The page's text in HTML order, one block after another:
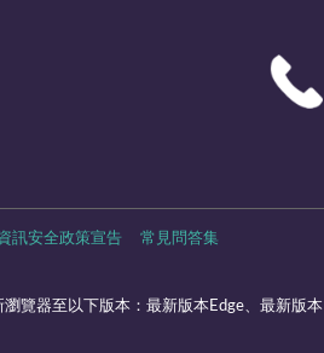
訊安全政策宣告 常見問答集
覽器至以下版本：最新版本Edge、最新版本